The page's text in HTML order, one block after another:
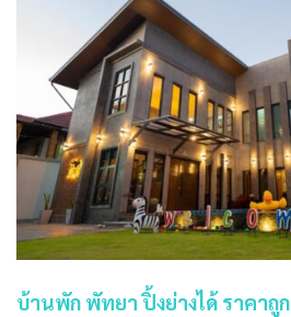
บ้านพัก พัทยา ปิ้งย่างได้ ราคาถูก